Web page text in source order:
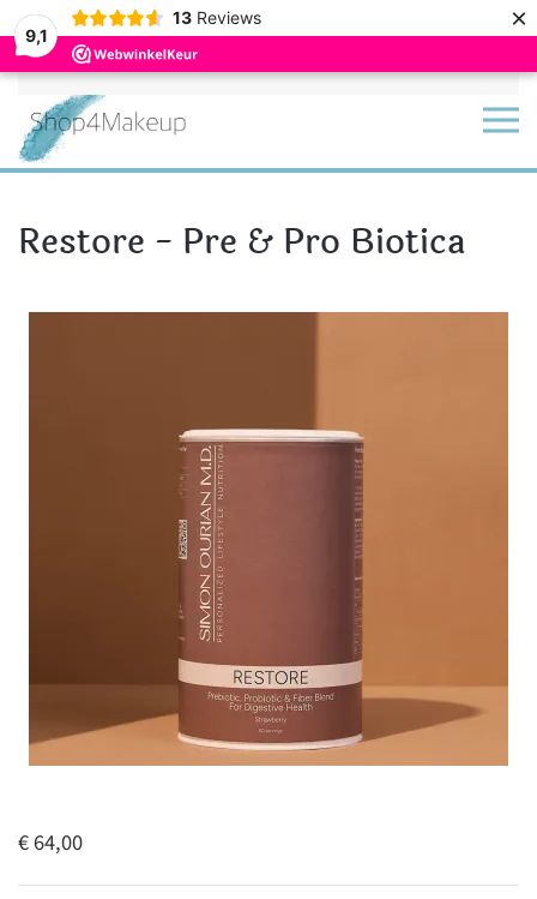
9,1
13 Reviews ×
Terug naar hoofdinhoud
Restore - Pre & Pro Biotica
€ 64,00